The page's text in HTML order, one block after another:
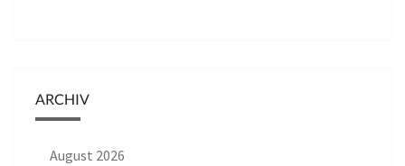
ARCHIV
August 2026